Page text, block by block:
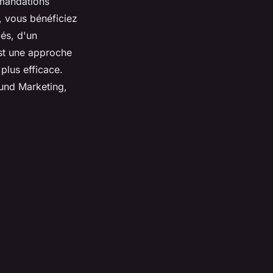
vous bénéficiez
d'un
une approche
efficace.
Marketing,